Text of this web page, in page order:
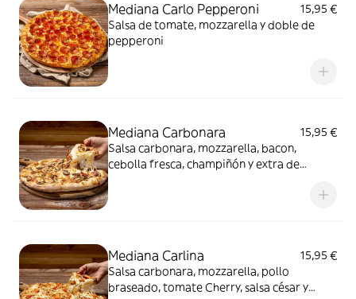
Mediana Carlo Pepperoni
15,95 €
Salsa de tomate, mozzarella y doble de
pepperoni
Mediana Carbonara
15,95 €
Salsa carbonara, mozzarella, bacon,
cebolla fresca, champiñón y extra de
Mediana Carlina
15,95 €
Salsa carbonara, mozzarella, pollo
braseado, tomate Cherry, salsa césar y